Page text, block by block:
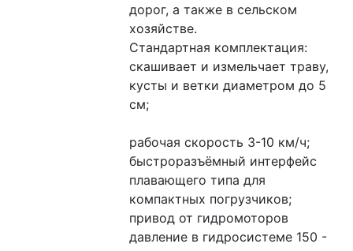
дорог, а также в сельском
хозяйстве.
Стандартная комплектация:
скашивает и измельчает траву,
кусты и ветки диаметром до 5
см;
рабочая скорость 3-10 км/ч;
быстроразъёмный интерфейс
плавающего типа для
компактных погрузчиков;
привод от гидромоторов
давление в гидросистеме 150 -